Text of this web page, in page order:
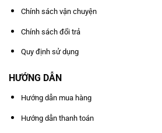
Chính sách vận chuyện
Chính sách đổi trả
Quy định sử dụng
HƯỚNG DẪN
Hướng dẫn mua hàng
Hướng dẫn thanh toán